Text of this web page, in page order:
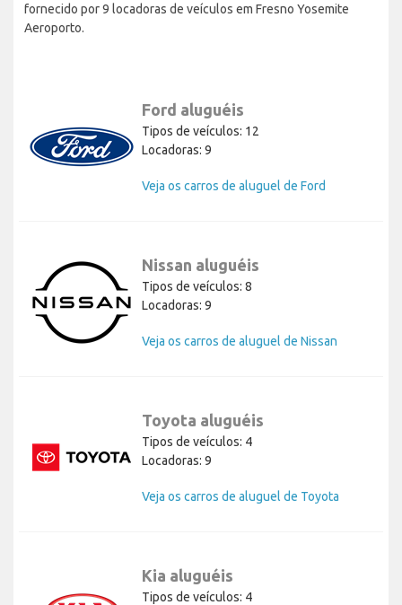
fornecido por 9 locadoras de veículos em Fresno Yosemite
Aeroporto.
Ford aluguéis
Tipos de veículos: 12
Locadoras: 9
Veja os carros de aluguel de Ford
Nissan aluguéis
Tipos de veículos: 8
Locadoras: 9
Veja os carros de aluguel de Nissan
Toyota aluguéis
Tipos de veículos: 4
Locadoras: 9
Veja os carros de aluguel de Toyota
Kia aluguéis
Tipos de veículos: 4